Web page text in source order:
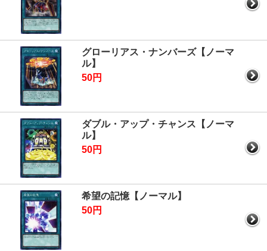
グローリアス・ナンバーズ【ノーマ
ル】
50円
ダブル・アップ・チャンス【ノーマ
ル】
50円
希望の記憶【ノーマル】
50円